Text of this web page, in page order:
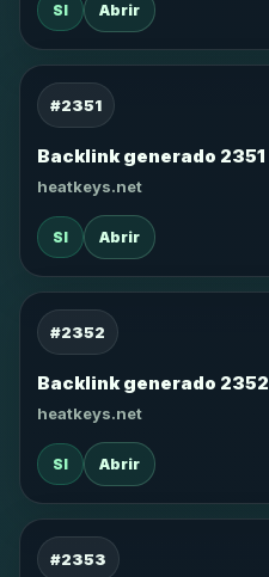
SI Abrir
#2351
Backlink generado 2351
heatkeys.net
SI Abrir
#2352
Backlink generado 2352
heatkeys.net
SI Abrir
#2353